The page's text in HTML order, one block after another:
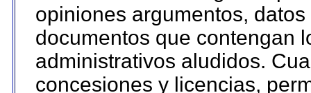
opiniones argumentos,
documentos que contengan
administrativos aludidos.
concesiones y licencias,